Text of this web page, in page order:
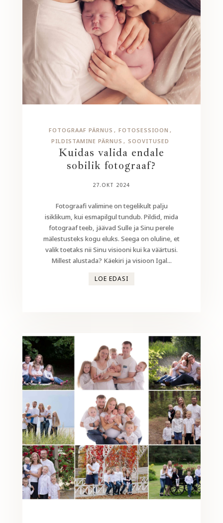
FOTOGRAAF PÄRNUS
FOTOSESSIOON
PILDISTAMINE PÄRNUS
SOOVITUSED
Kuidas valida endale
sobilik fotograaf?
27.OKT 2024
Fotograafi valimine on tegelikult palju
isiklikum, kui esmapilgul tundub. Pildid, mida
fotograaf teeb, jäävad Sulle ja Sinu perele
mälestusteks kogu eluks. Seega on oluline, et
valik toetaks nii Sinu visiooni kui ka väärtusi.
Millest alustada? Käekiri ja visioon Igal...
LOE EDASI